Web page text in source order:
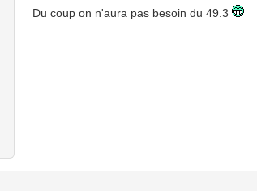
Du coup on n'aura pas besoin du 49.3